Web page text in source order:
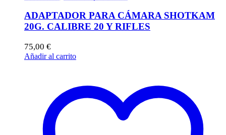
ADAPTADOR PARA CÁMARA SHOTKAM
20G. CALIBRE 20 Y RIFLES
75,00 €
Añadir al carrito